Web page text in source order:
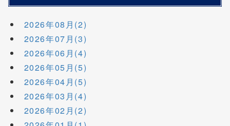
2026年08月(2)
2026年07月(3)
2026年06月(4)
2026年05月(5)
2026年04月(5)
2026年03月(4)
2026年02月(2)